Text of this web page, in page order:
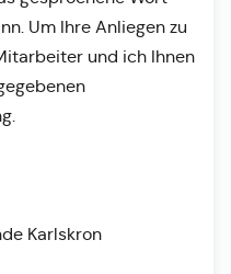
Um Ihre Anliegen zu
und ich Ihnen
Karlskron